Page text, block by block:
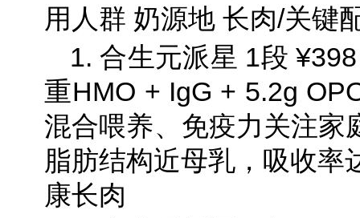
用人群 奶源地 长肉/关键
1. 合生元派星 1段
重HMO + IgG + 5.2g
混合喂养、免疫力关注家
脂肪结构近母乳，吸收率
康长肉